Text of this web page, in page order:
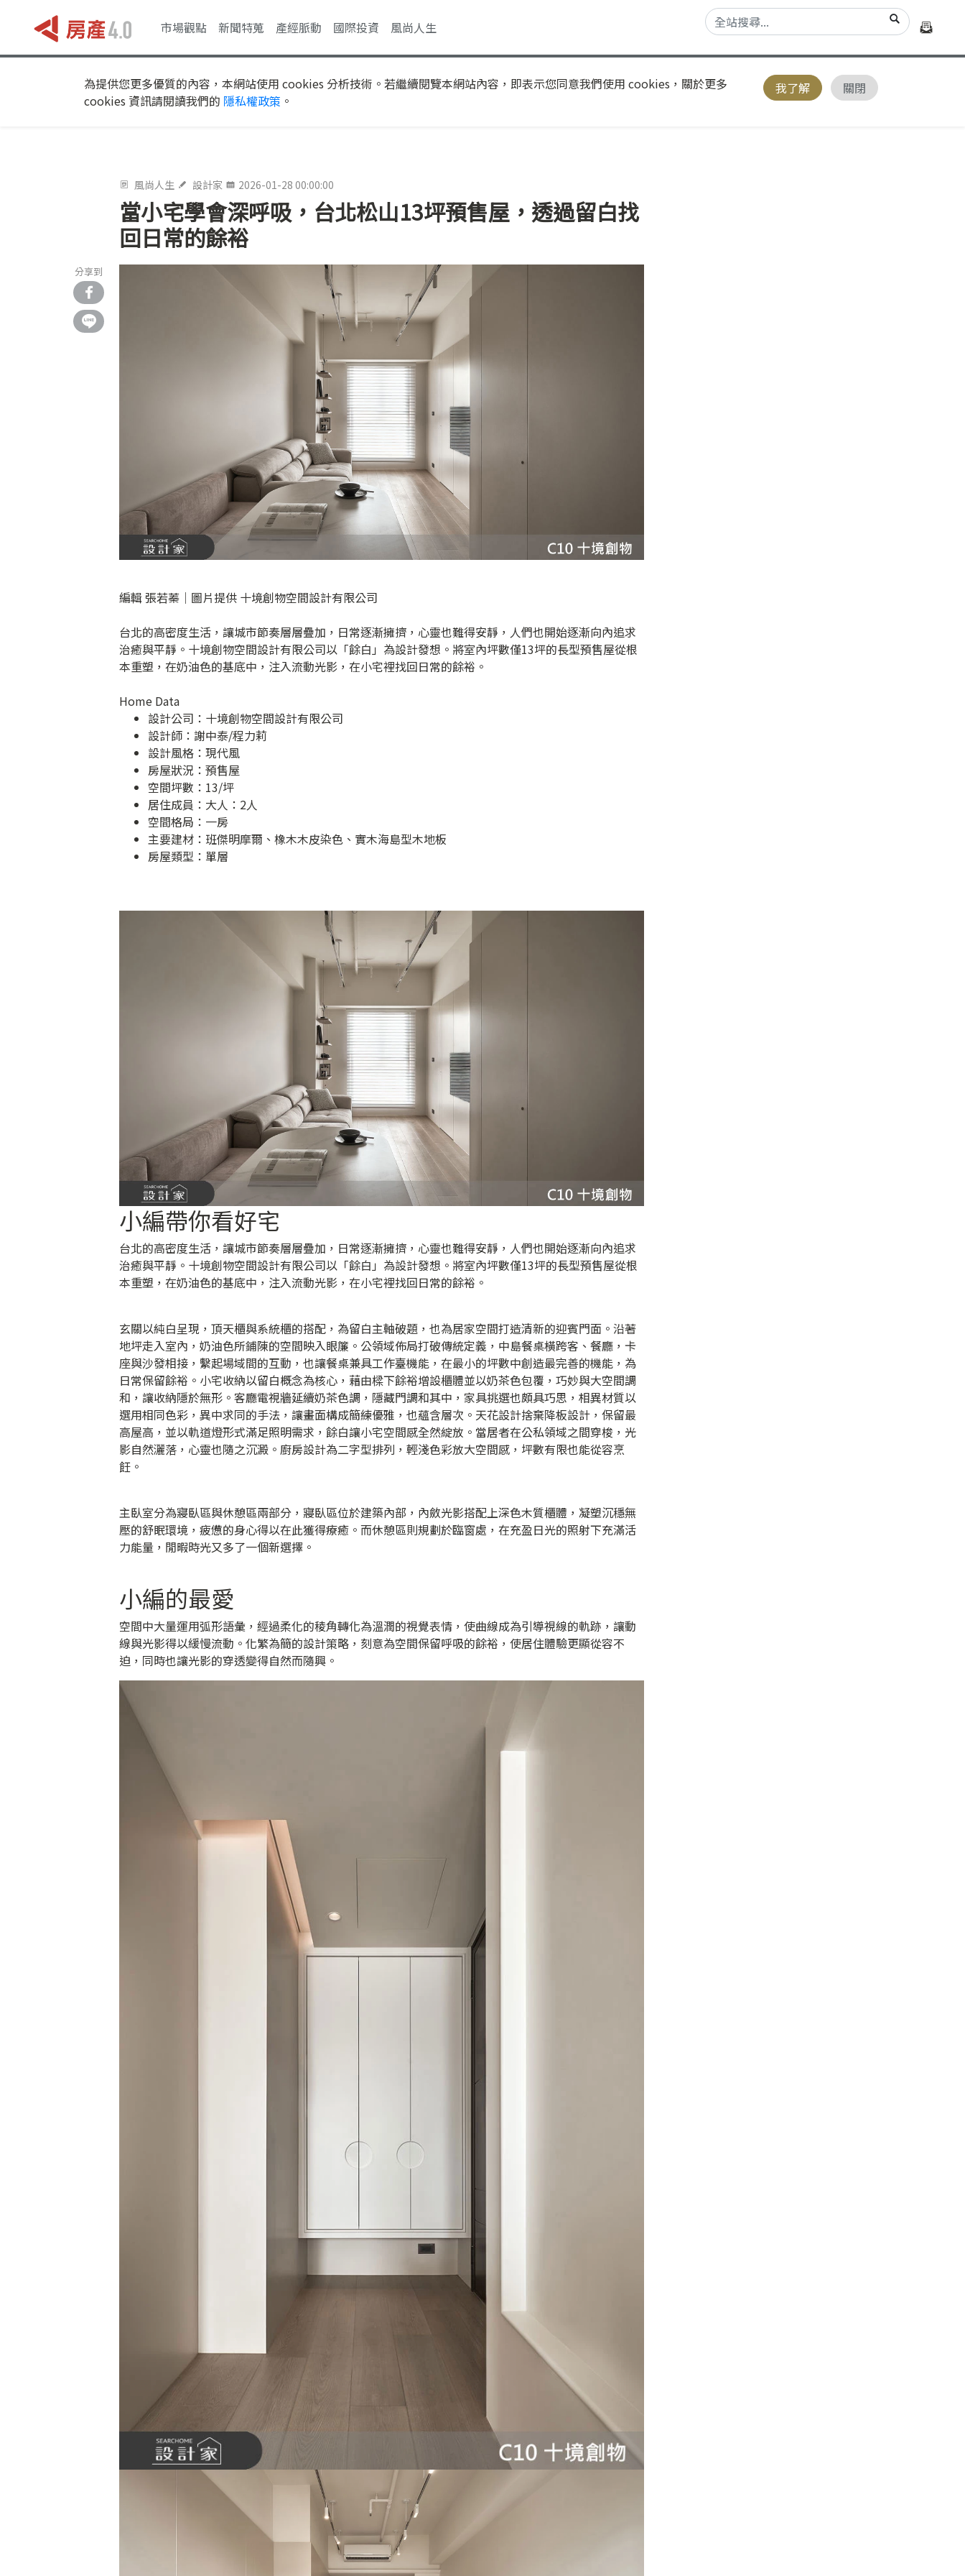
市場觀點 新聞特蒐 產經脈動 國際投資 風尚人生
為提供您更多優質的內容，本網站使用 cookies 分析技術。若繼續閱覽本網站內容，即表示您同意我們使用 cookies，關於更多
cookies 資訊請閱讀我們的 隱私權政策 。
我了解 關閉
風尚人生 設計家 2026-01-28 00:00:00
當小宅學會深呼吸，台北松山13坪預售屋，透過留白找
回日常的餘裕
分享到
編輯 張若蓁｜圖片提供 十境創物空間設計有限公司
台北的高密度生活，讓城市節奏層層疊加，日常逐漸擁擠，心靈也難得安靜，人們也開始逐漸向內追求
治癒與平靜。十境創物空間設計有限公司以「餘白」為設計發想。將室內坪數僅13坪的長型預售屋從根
本重塑，在奶油色的基底中，注入流動光影，在小宅裡找回日常的餘裕。
Home Data
設計公司： 十境創物空間設計有限公司
設計師：謝中泰/程力莉
設計風格：現代風
房屋狀況：預售屋
空間坪數：13/坪
居住成員：大人：2人
空間格局：一房
主要建材：班傑明摩爾、橡木木皮染色、實木海島型木地板
房屋類型：單層
小編帶你看好宅
台北的高密度生活，讓城市節奏層層疊加，日常逐漸擁擠，心靈也難得安靜，人們也開始逐漸向內追求
治癒與平靜。十境創物空間設計有限公司以「餘白」為設計發想。將室內坪數僅13坪的長型預售屋從根
本重塑，在奶油色的基底中，注入流動光影，在小宅裡找回日常的餘裕。
玄關以純白呈現，頂天櫃與系統櫃的搭配，為留白主軸破題，也為居家空間打造清新的迎賓門面。沿著
地坪走入室內，奶油色所鋪陳的空間映入眼簾。公領域佈局打破傳統定義，中島餐桌橫跨客、餐廳，卡
座與沙發相接，繫起場域間的互動，也讓餐桌兼具工作臺機能，在最小的坪數中創造最完善的機能，為
日常保留餘裕。小宅收納以留白概念為核心，藉由樑下餘裕增設櫃體並以奶茶色包覆，巧妙與大空間調
和，讓收納隱於無形。客廳電視牆延續奶茶色調，隱藏門調和其中，家具挑選也頗具巧思，相異材質以
選用相同色彩，異中求同的手法，讓畫面構成簡練優雅，也蘊含層次。天花設計捨棄降板設計，保留最
高屋高，並以軌道燈形式滿足照明需求，餘白讓小宅空間感全然綻放。當居者在公私領域之間穿梭，光
影自然灑落，心靈也隨之沉澱。廚房設計為二字型排列，輕淺色彩放大空間感，坪數有限也能從容烹
飪。
主臥室分為寢臥區與休憩區兩部分，寢臥區位於建築內部，內斂光影搭配上深色木質櫃體，凝塑沉穩無
壓的舒眠環境，疲憊的身心得以在此獲得療癒。而休憩區則規劃於臨窗處，在充盈日光的照射下充滿活
力能量，閒暇時光又多了一個新選擇。
小編的最愛
空間中大量運用弧形語彙，經過柔化的稜角轉化為溫潤的視覺表情，使曲線成為引導視線的軌跡，讓動
線與光影得以緩慢流動。化繁為簡的設計策略，刻意為空間保留呼吸的餘裕，使居住體驗更顯從容不
迫，同時也讓光影的穿透變得自然而隨興。